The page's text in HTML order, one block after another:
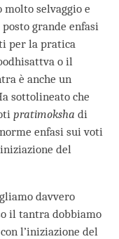
selvaggio e
grande enfasi
per la pratica
o il
è anche un
sottolineato che
pratimoksha di
enfasi sui voti
del
davvero
il tantra dobbiamo
l’iniziazione del